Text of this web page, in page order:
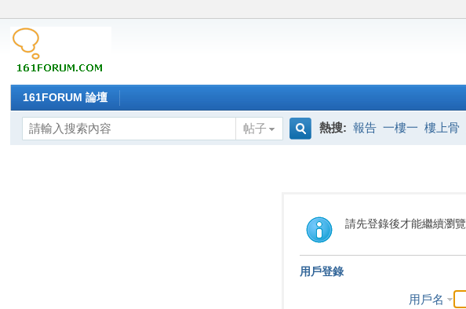
161FORUM 論壇
帖子
熱搜: 報告 一樓一 樓上骨
請先登錄後才能繼續瀏覽
用戶登錄
用戶名